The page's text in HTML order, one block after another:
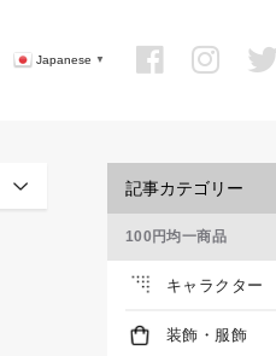
Japanese ▼
記事カテゴリー
100円均一商品
キャラクター
装飾・服飾